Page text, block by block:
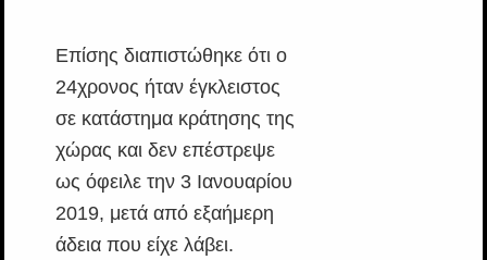
Επίσης διαπιστώθηκε ότι ο
24χρονος ήταν έγκλειστος
σε κατάστημα κράτησης της
χώρας και δεν επέστρεψε
ως όφειλε την 3 Ιανουαρίου
2019, μετά από εξαήμερη
άδεια που είχε λάβει.